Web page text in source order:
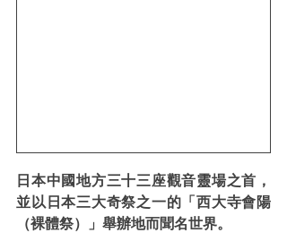
日本中國地方三十三座觀音靈場之首，
並以日本三大奇祭之一的「西大寺會陽
（裸體祭）」舉辦地而聞名世界。